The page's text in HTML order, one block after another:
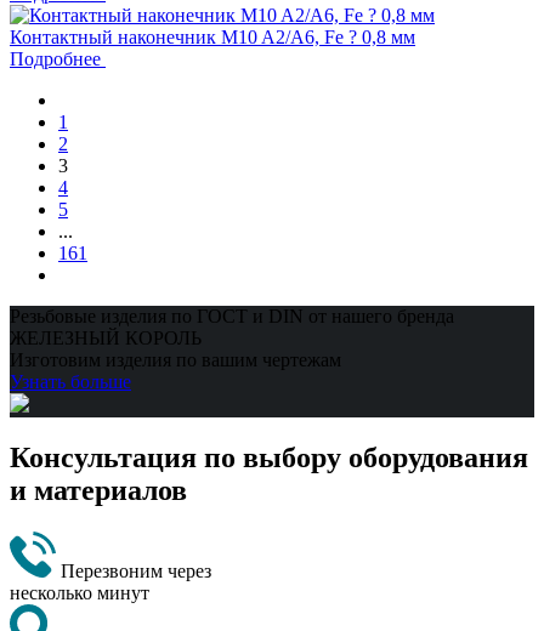
Контактный наконечник M10 A2/A6, Fe ? 0,8 мм
Подробнее
1
2
3
4
5
...
161
Резьбовые изделия по ГОСТ и DIN от нашего бренда
ЖЕЛЕЗНЫЙ КОРОЛЬ
Изготовим изделия по вашим чертежам
Узнать больше
Консультация по выбору оборудования
и материалов
Перезвоним через
несколько минут